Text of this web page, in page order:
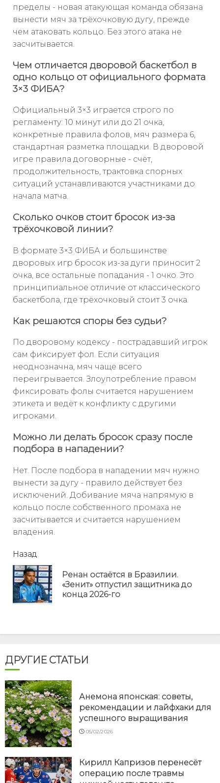
пределы - новая атакующая команда обязана
вынести мяч за трёхочковую дугу, прежде
чем атаковать кольцо. Без этого атака не
засчитывается.
Чем отличается дворовой баскетбол в
одно кольцо от официального формата
3×3 ФИБА?
Официальный 3×3 играется строго по
регламенту: 10 минут или до 21 очка,
конкретные правила фолов, мяч размера 6,
стандартная разметка площадки. В дворовой
игре правила договорные - счёт,
продолжительность, трактовка спорных
ситуаций устанавливаются участниками до
начала матча.
Сколько очков стоит бросок из-за
трёхочковой линии?
В формате 3×3 ФИБА и большинстве
дворовых игр бросок из-за дуги приносит 2
очка, все остальные попадания - 1 очко. Это
принципиальное отличие от классического
баскетбола, где трёхочковый стоит 3 очка.
Как решаются споры без судьи?
По дворовому кодексу - пострадавший игрок
сам фиксирует фол. Если ситуация
неоднозначна, мяч чаще всего
переигрывается. Злоупотребление правом
фиксировать фолы считается нарушением
этикета и ведёт к конфликту с другими
игроками.
Можно ли делать бросок сразу после
подбора в нападении?
Нет. После подбора в нападении мяч нужно
вынести за дугу - правило действует без
исключений. Добивание мяча напрямую в
кольцо после собственного промаха не
засчитывается и считается нарушением
владения.
читать
еще
Назад
Ренан остаётся в Бразилии.
«Зенит» отпустил защитника до
конца 2026-го
ДРУГИЕ СТАТЬИ
Анемона японская: советы,
рекомендации и лайфхаки для
успешного выращивания
05/02/2026
Кирилл Капризов перенесёт
операцию после травмы